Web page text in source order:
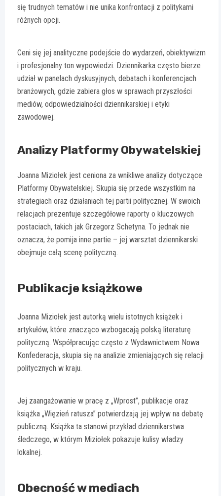
się trudnych tematów i nie unika konfrontacji z politykami
różnych opcji.
Ceni się jej analityczne podejście do wydarzeń, obiektywizm
i profesjonalny ton wypowiedzi. Dziennikarka często bierze
udział w panelach dyskusyjnych, debatach i konferencjach
branżowych, gdzie zabiera głos w sprawach przyszłości
mediów, odpowiedzialności dziennikarskiej i etyki
zawodowej.
Analizy Platformy Obywatelskiej
Joanna Miziołek jest ceniona za wnikliwe analizy dotyczące
Platformy Obywatelskiej. Skupia się przede wszystkim na
strategiach oraz działaniach tej partii politycznej. W swoich
relacjach prezentuje szczegółowe raporty o kluczowych
postaciach, takich jak Grzegorz Schetyna. To jednak nie
oznacza, że pomija inne partie – jej warsztat dziennikarski
obejmuje całą scenę polityczną.
Publikacje książkowe
Joanna Miziołek jest autorką wielu istotnych książek i
artykułów, które znacząco wzbogacają polską literaturę
polityczną. Współpracując często z Wydawnictwem Nowa
Konfederacja, skupia się na analizie zmieniających się relacji
politycznych w kraju.
Jej zaangażowanie w pracę z „Wprost”, publikacje oraz
książka „Więzień ratusza” potwierdzają jej wpływ na debatę
publiczną. Książka ta stanowi przykład dziennikarstwa
śledczego, w którym Miziołek pokazuje kulisy władzy
lokalnej.
Obecność w mediach